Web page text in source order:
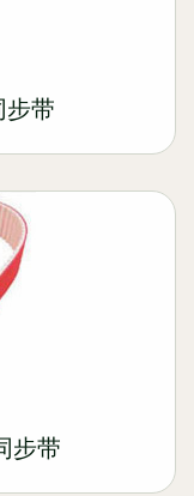
步带
步带